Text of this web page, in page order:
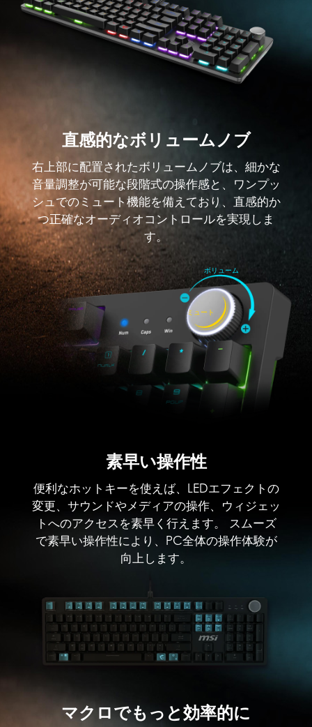
直感的なボリュームノブ
右上部に配置されたボリュームノブは、細かな
音量調整が可能な段階式の操作感と、ワンプッ
シュでのミュート機能を備えており、直感的か
つ正確なオーディオコントロールを実現しま
す。
ボリューム
ミュート
素早い操作性
便利なホットキーを使えば、LEDエフェクトの
変更、サウンドやメディアの操作、ウィジェッ
トへのアクセスを素早く行えます。 スムーズ
で素早い操作性により、PC全体の操作体験が
向上します。
マクロでもっと効率的に